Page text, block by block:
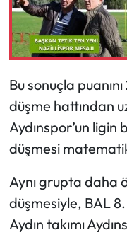
Bu sonuçla
düşme hattından
Aydınspor’un
düşmesi
Aynı grupta daha
düşmesiyle, BAL
Aydın takımı